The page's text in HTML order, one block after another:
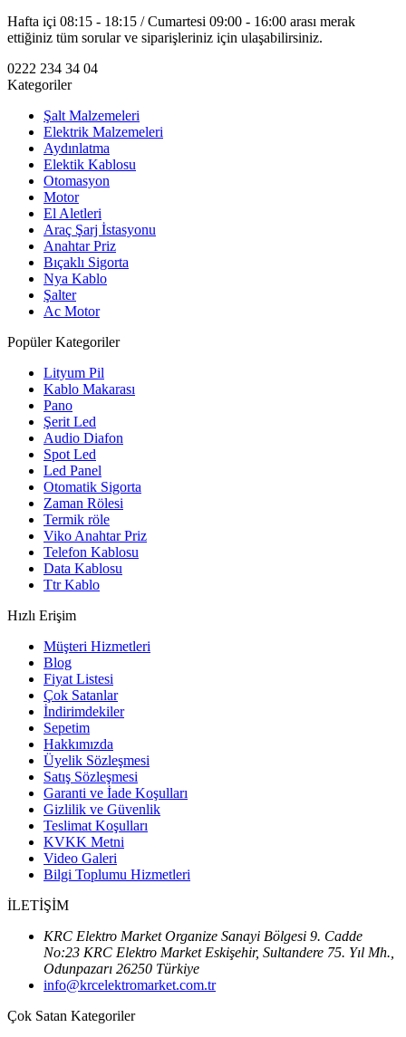
Hafta içi 08:15 - 18:15 / Cumartesi 09:00 - 16:00 arası merak
ettiğiniz tüm sorular ve siparişleriniz için ulaşabilirsiniz.
0222 234 34 04
Kategoriler
Şalt Malzemeleri
Elektrik Malzemeleri
Aydınlatma
Elektik Kablosu
Otomasyon
Motor
El Aletleri
Araç Şarj İstasyonu
Anahtar Priz
Bıçaklı Sigorta
Nya Kablo
Şalter
Ac Motor
Popüler Kategoriler
Lityum Pil
Kablo Makarası
Pano
Şerit Led
Audio Diafon
Spot Led
Led Panel
Otomatik Sigorta
Zaman Rölesi
Termik röle
Viko Anahtar Priz
Telefon Kablosu
Data Kablosu
Ttr Kablo
Hızlı Erişim
Müşteri Hizmetleri
Blog
Fiyat Listesi
Çok Satanlar
İndirimdekiler
Sepetim
Hakkımızda
Üyelik Sözleşmesi
Satış Sözleşmesi
Garanti ve İade Koşulları
Gizlilik ve Güvenlik
Teslimat Koşulları
KVKK Metni
Video Galeri
Bilgi Toplumu Hizmetleri
İLETİŞİM
KRC Elektro Market Organize Sanayi Bölgesi 9. Cadde
No:23 KRC Elektro Market Eskişehir, Sultandere 75. Yıl Mh.,
Odunpazarı 26250 Türkiye
info@krcelektromarket.com.tr
Çok Satan Kategoriler